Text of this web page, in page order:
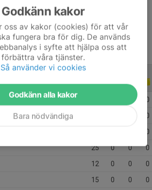
15 år
ÅR
0
0
0
25 0 0 0
12 0 0 0
15 0 0 0
Godkänn kakor
oss av kakor (cookies) för att vår
fungera bra för dig. De används
i syfte att hjälpa oss att
förbättra våra tjänster.
Så använder vi cookies
Godkänn alla kakor
Bara nödvändiga